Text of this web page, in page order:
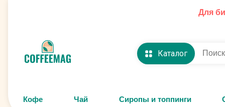
Для
Каталог
Кофе Чай Сиропы и топпинги